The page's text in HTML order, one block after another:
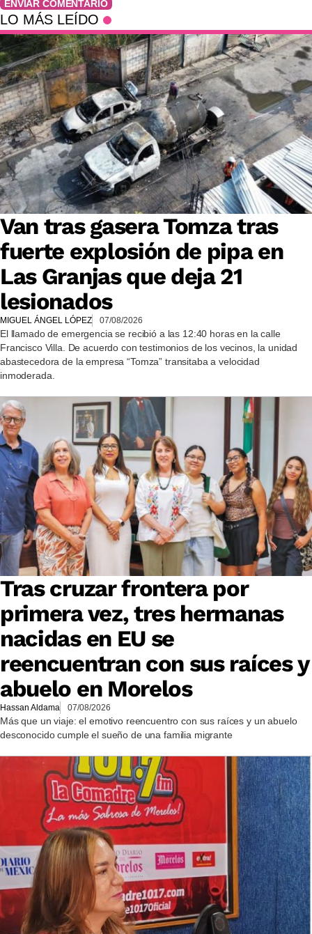
ENVIAR COMENTARIO
LO MÁS LEÍDO
Van tras gasera Tomza tras
fuerte explosión de pipa en
Las Granjas que deja 21
lesionados
MIGUEL ÁNGEL LÓPEZ 07/08/2026
El llamado de emergencia se recibió a las 12:40 horas en la calle
Francisco Villa. De acuerdo con testimonios de los vecinos, la unidad
abastecedora de la empresa “Tomza” transitaba a velocidad
inmoderada.
Tras cruzar frontera por
primera vez, tres hermanas
nacidas en EU se
reencuentran con sus raíces y
abuelo en Morelos
Hassan Aldama 07/08/2026
Más que un viaje: el emotivo reencuentro con sus raíces y un abuelo
desconocido cumple el sueño de una familia migrante